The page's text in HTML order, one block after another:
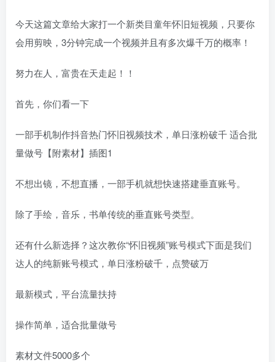
今天这篇文章给大家打一个新类目童年怀旧短视频，只要你
会用剪映，3分钟完成一个视频并且有多次爆千万的概率！
努力在人，富贵在天走起！！
首先，你们看一下
一部手机制作抖音热门怀旧视频技术，单日涨粉破千 适合批
量做号【附素材】插图1
不想出镜，不想直播，一部手机就想快速搭建垂直账号。
除了手绘，音乐，书单传统的垂直账号类型。
还有什么新选择？这次教你“怀旧视频”账号模式下面是我们
达人的纯新账号模式，单日涨粉破千，点赞破万
最新模式，平台流量扶持
操作简单，适合批量做号
素材文件5000多个